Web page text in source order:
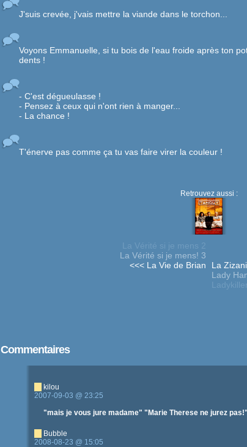
J'suis crevée, j'vais mettre la viande dans le torchon...
Voyons Emmanuelle, si tu bois de l'eau froide après ton
dents !
- C'est dégueulasse !
- Pensez à ceux qui n'ont rien à manger...
- La chance !
T'énerve pas comme ça tu vas faire virer la couleur !
Retrouvez aussi :
La Vérité si je mens 2
La Vérité si je mens! 3
<<< La Vie de Brian
La
Lady
Commentaires
kilou
2007-09-03 @ 23:25
"mais je vous jure madame" "Marie Therese ne jurez pas!"
Bubble
2008-08-23 @ 15:05